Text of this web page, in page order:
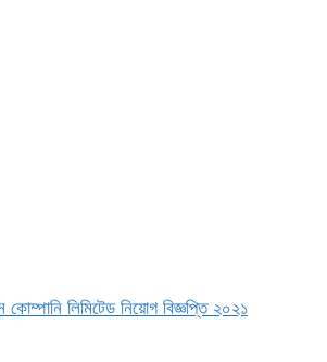
কোম্পানি লিমিটেড নিয়োগ বিজ্ঞপ্তি ২০২১